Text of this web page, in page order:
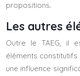
propositions.
Les autres
Outre le TAEG, il
éléments
une influence